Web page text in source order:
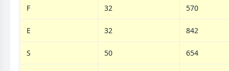
F 32 570
E 32 842
S 50 654